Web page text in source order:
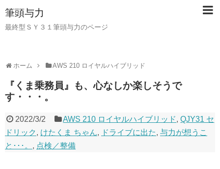
筆頭与力
最終型ＳＹ３１筆頭与力のページ
ホーム AWS 210 ロイヤルハイブリッド
『くま乗務員』も、心なしか楽しそうで
す・・・。
2022/3/2 AWS 210 ロイヤルハイブリッド,QJY31 セ
ドリック , けたくま ちゃん, ドライブに出た, 与力が想うこ
と･･･。 , 点検／整備